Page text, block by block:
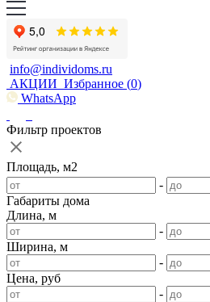
info@individoms.ru
АКЦИИ Избранное (0)
WhatsApp
Фильтр проектов
Площадь, м2
-
Габариты дома
Длина, м
-
Ширина, м
-
Цена, руб
-